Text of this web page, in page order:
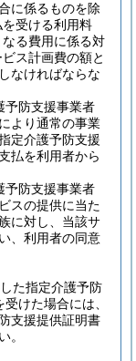
に係るものを除
受ける利用料
る費用に係る対
ス計画費の額と
なければならな
予防支援事業者
より通常の事業
定介護予防支援
払を利用者から
予防支援事業者
スの提供に当た
に対し、当該サ
、利用者の同意
た指定介護予防
けた場合には、
支援提供証明書
。